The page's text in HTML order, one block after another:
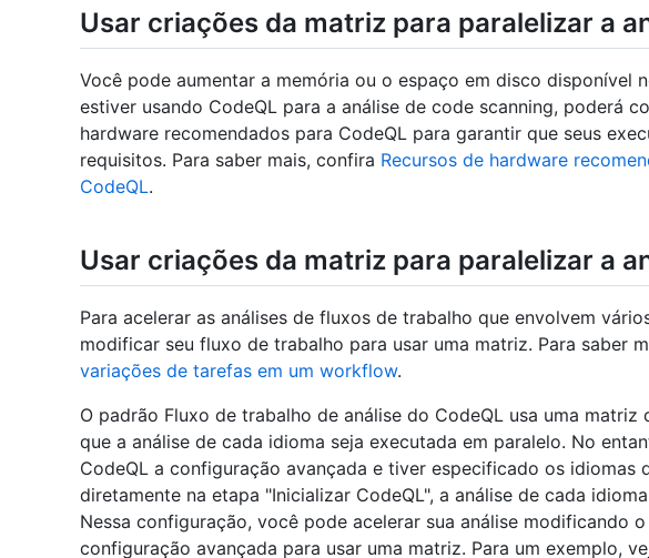
Usar criações da matriz para paralelizar a
Você pode aumentar a memória ou o espaço em disco disponível
estiver usando CodeQL para a análise de code scanning, poderá
hardware recomendados para CodeQL para garantir que seus
requisitos. Para saber mais, confira Recursos de hardware
CodeQL.
Usar criações da matriz para paralelizar a
Para acelerar as análises de fluxos de trabalho que envolvem
modificar seu fluxo de trabalho para usar uma matriz. Para saber
variações de tarefas em um workflow.
O padrão Fluxo de trabalho de análise do CodeQL usa uma
que a análise de cada idioma seja executada em paralelo. No
CodeQL a configuração avançada e tiver especificado os idiomas
diretamente na etapa "Inicializar CodeQL", a análise de cada
Nessa configuração, você pode acelerar sua análise modificando
configuração avançada para usar uma matriz. Para um exemplo,